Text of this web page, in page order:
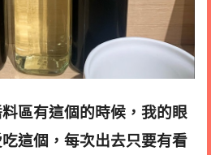
區有這個的時候，我的眼
這個，每次出去只要有看